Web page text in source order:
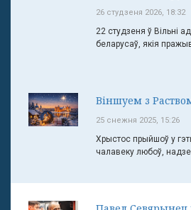
26 студзеня 2026, 18:32
22 студзеня ў Вільні
беларусаў, якія
Віншуем з
25 снежня 2025, 15:26
Хрыстос прыйшоў у
чалавеку любоў,